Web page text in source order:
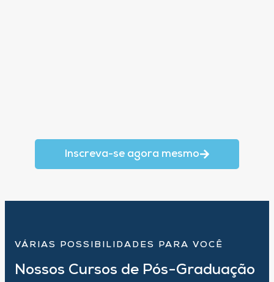
Inscreva-se agora mesmo
VÁRIAS POSSIBILIDADES PARA VOCÊ
Nossos Cursos de Pós-Graduação